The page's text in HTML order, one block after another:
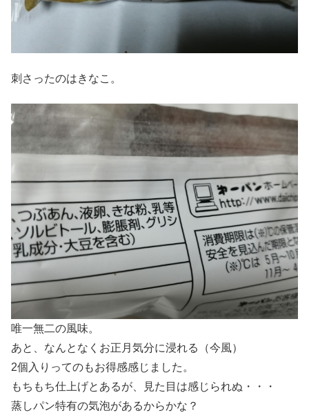
刺さったのはきなこ。
唯一無二の風味。
あと、なんとなくお正月気分に浸れる（今風）
2個入りってのもお得感感じました。
もちもち仕上げとあるが、見た目は感じられぬ・・・
蒸しパン特有の気泡があるからかな？